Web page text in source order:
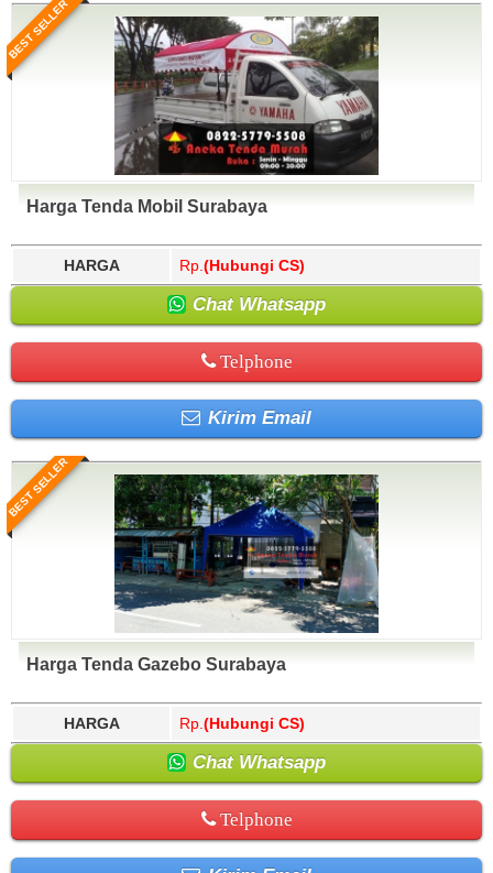
BEST SELLER
Harga Tenda Mobil Surabaya
HARGA Rp. (Hubungi CS)
Chat Whatsapp
Telphone
Kirim Email
BEST SELLER
Harga Tenda Gazebo Surabaya
HARGA Rp. (Hubungi CS)
Chat Whatsapp
Telphone